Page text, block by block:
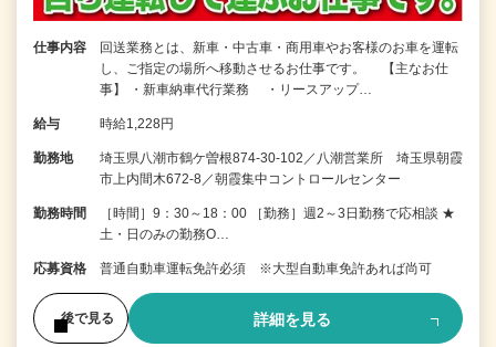
仕事内容
回送業務とは、新車・中古車・商用車やお客様のお車を運転
し、ご指定の場所へ移動させるお仕事です。 【主なお仕
事】 ・新車納車代行業務 ・リースアップ…
給与 時給1,228円
勤務地
埼玉県八潮市鶴ケ曽根874-30-102／八潮営業所 埼玉県朝霞
市上内間木672-8／朝霞集中コントロールセンター
勤務時間
［時間］9：30～18：00 ［勤務］週2～3日勤務で応相談 ★
土・日のみの勤務O…
応募資格 普通自動車運転免許必須 ※大型自動車免許あれば尚可
後で見る 詳細を見る